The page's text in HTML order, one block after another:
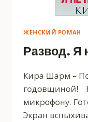
ЖЕНСКИЙ РОМАН
Развод. Я
Кира Шарм –
годовщиной!
микрофону.
Экран